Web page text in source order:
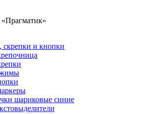
и кнопки
шариковые синие